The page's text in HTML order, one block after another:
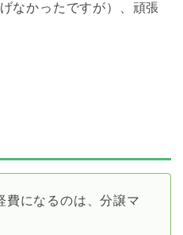
なかったですが）、頑張
費になるのは、分譲マ